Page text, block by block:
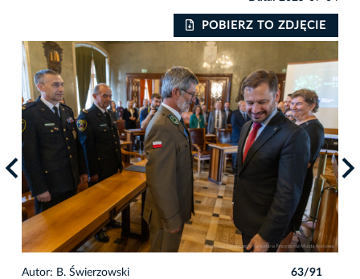
POBIERZ TO ZDJĘCIE
Autor: B. Świerzowski 63/91